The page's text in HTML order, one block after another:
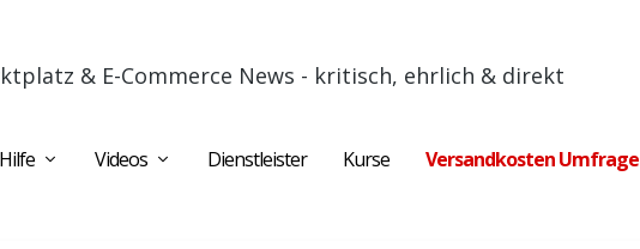
& E-Commerce News - kritisch, ehrlich & direkt
Hilfe Videos Dienstleister Kurse Versandkosten Umfrage